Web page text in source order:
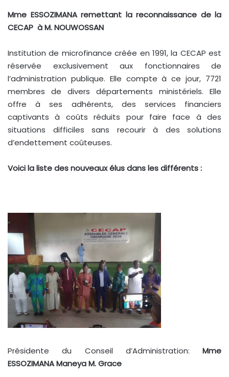
Mme ESSOZIMANA remettant la reconnaissance de la
CECAP à M. NOUWOSSAN
Institution de microfinance créée en 1991, la CECAP est
réservée exclusivement aux fonctionnaires de
l’administration publique. Elle compte à ce jour, 7721
membres de divers départements ministériels. Elle
offre à ses adhérents, des services financiers
captivants à coûts réduits pour faire face à des
situations difficiles sans recourir à des solutions
d’endettement coûteuses.
Voici la liste des nouveaux élus dans les différents :
Présidente du Conseil d’Administration: Mme
ESSOZIMANA Maneya M. Grace